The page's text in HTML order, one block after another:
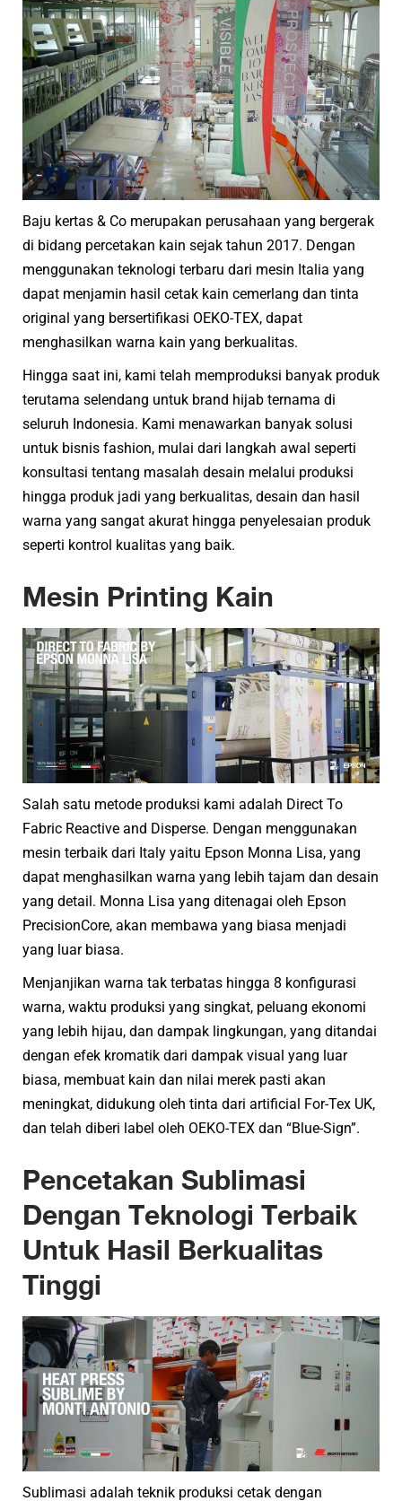
Baju kertas & Co merupakan perusahaan yang bergerak
di bidang percetakan kain sejak tahun 2017. Dengan
menggunakan teknologi terbaru dari mesin Italia yang
dapat menjamin hasil cetak kain cemerlang dan tinta
original yang bersertifikasi OEKO-TEX, dapat
menghasilkan warna kain yang berkualitas.
Hingga saat ini, kami telah memproduksi banyak produk
terutama selendang untuk brand hijab ternama di
seluruh Indonesia. Kami menawarkan banyak solusi
untuk bisnis fashion, mulai dari langkah awal seperti
konsultasi tentang masalah desain melalui produksi
hingga produk jadi yang berkualitas, desain dan hasil
warna yang sangat akurat hingga penyelesaian produk
seperti kontrol kualitas yang baik.
Mesin Printing Kain
Salah satu metode produksi kami adalah Direct To
Fabric Reactive and Disperse. Dengan menggunakan
mesin terbaik dari Italy yaitu Epson Monna Lisa, yang
dapat menghasilkan warna yang lebih tajam dan desain
yang detail. Monna Lisa yang ditenagai oleh Epson
PrecisionCore, akan membawa yang biasa menjadi
yang luar biasa.
Menjanjikan warna tak terbatas hingga 8 konfigurasi
warna, waktu produksi yang singkat, peluang ekonomi
yang lebih hijau, dan dampak lingkungan, yang ditandai
dengan efek kromatik dari dampak visual yang luar
biasa, membuat kain dan nilai merek pasti akan
meningkat, didukung oleh tinta dari artificial For-Tex UK,
dan telah diberi label oleh OEKO-TEX dan “Blue-Sign”.
Pencetakan Sublimasi
Dengan Teknologi Terbaik
Untuk Hasil Berkualitas
Tinggi
Sublimasi adalah teknik produksi cetak dengan